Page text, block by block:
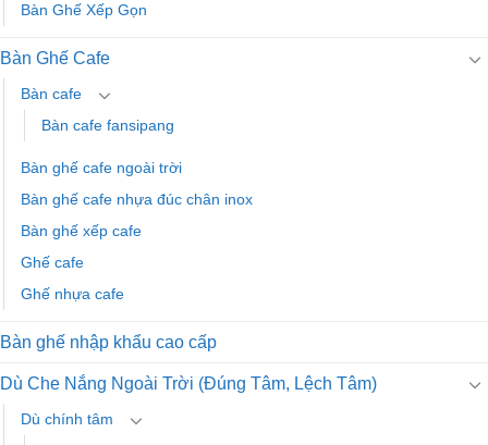
Bàn Ghế Xếp Gọn
Bàn Ghế Cafe
Bàn cafe
Bàn cafe fansipang
Bàn ghế cafe ngoài trời
Bàn ghế cafe nhựa đúc chân inox
Bàn ghế xếp cafe
Ghế cafe
Ghế nhựa cafe
Bàn ghế nhập khẩu cao cấp
Dù Che Nắng Ngoài Trời (Đúng Tâm, Lệch Tâm)
Dù chính tâm